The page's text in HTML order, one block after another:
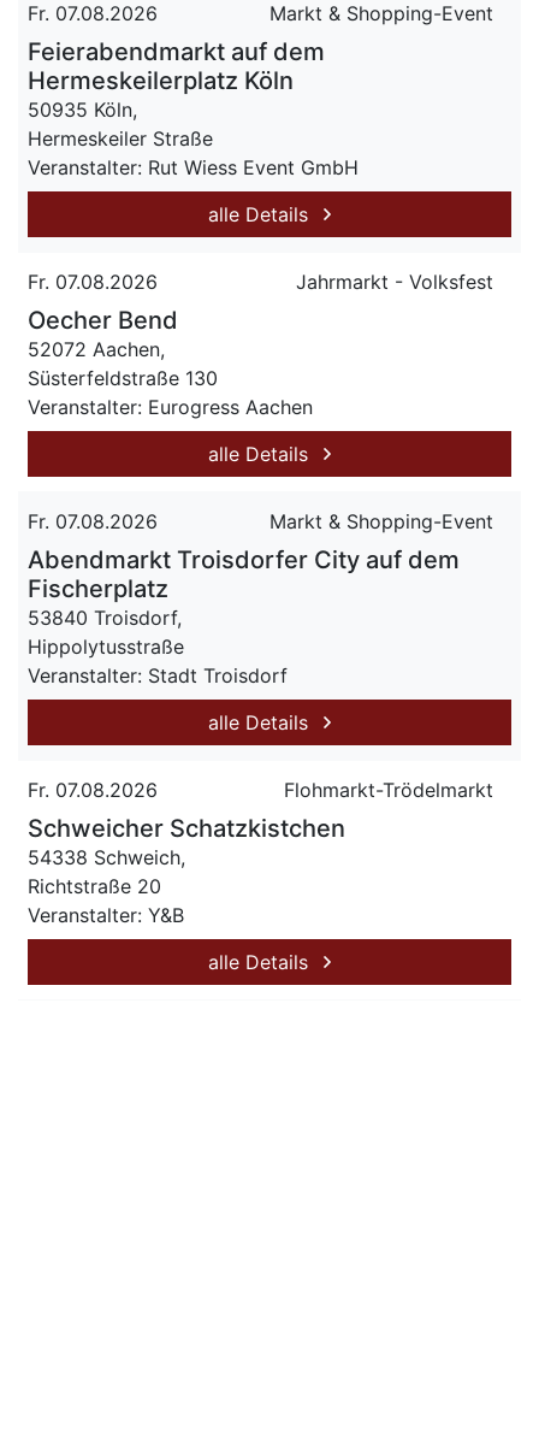
Fr. 07.08.2026 Markt & Shopping-Event
Feierabendmarkt auf dem
Hermeskeilerplatz Köln
50935 Köln,
Hermeskeiler Straße
Veranstalter: Rut Wiess Event GmbH
alle Details
Fr. 07.08.2026 Jahrmarkt - Volksfest
Oecher Bend
52072 Aachen,
Süsterfeldstraße 130
Veranstalter: Eurogress Aachen
alle Details
Fr. 07.08.2026 Markt & Shopping-Event
Abendmarkt Troisdorfer City auf dem
Fischerplatz
53840 Troisdorf,
Hippolytusstraße
Veranstalter: Stadt Troisdorf
alle Details
Fr. 07.08.2026 Flohmarkt-Trödelmarkt
Schweicher Schatzkistchen
54338 Schweich,
Richtstraße 20
Veranstalter: Y&B
alle Details